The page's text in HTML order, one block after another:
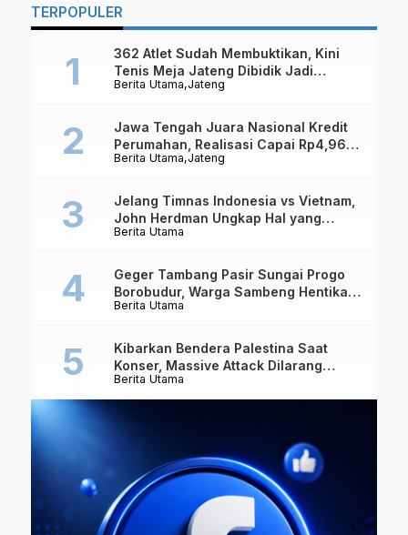
TERPOPULER
Berita Utama Jateng
362 Atlet Sudah Membuktikan, Kini
Tenis Meja Jateng Dibidik Jadi
Kekuatan Nasional
Berita Utama Jateng
Jawa Tengah Juara Nasional Kredit
Perumahan, Realisasi Capai Rp4,96
Triliun
Berita Utama
Jelang Timnas Indonesia vs Vietnam,
John Herdman Ungkap Hal yang
Dipertaruhkan
Berita Utama
Geger Tambang Pasir Sungai Progo
Borobudur, Warga Sambeng Hentikan
Alat Berat dan Usir Truk
Berita Utama
Kibarkan Bendera Palestina Saat
Konser, Massive Attack Dilarang
Masuk Singapura Lagi